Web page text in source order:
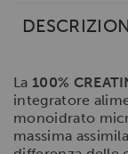
La 100%
integratore
monoidrato
massima